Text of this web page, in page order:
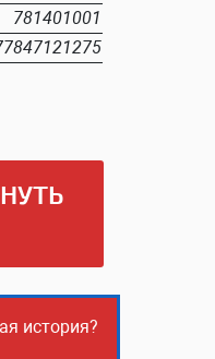
781401001
история?